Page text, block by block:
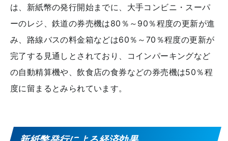
は、新紙幣の発行開始までに、大手コンビニ・スーパ
ーのレジ、鉄道の券売機は80％～90％程度の更新が進
み、路線バスの料金箱などは60％～70％程度の更新が
完了する見通しとされており、コインパーキングなど
の自動精算機や、飲食店の食券などの券売機は50％程
度に留まるとみられています。